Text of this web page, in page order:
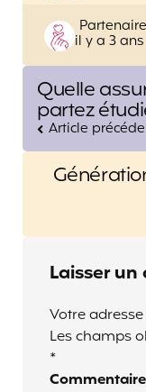
Posted
by
il y a 3 ans
Post
Quelle
partez
Article
Laisser
Votre
Les champs
*
Commentaire